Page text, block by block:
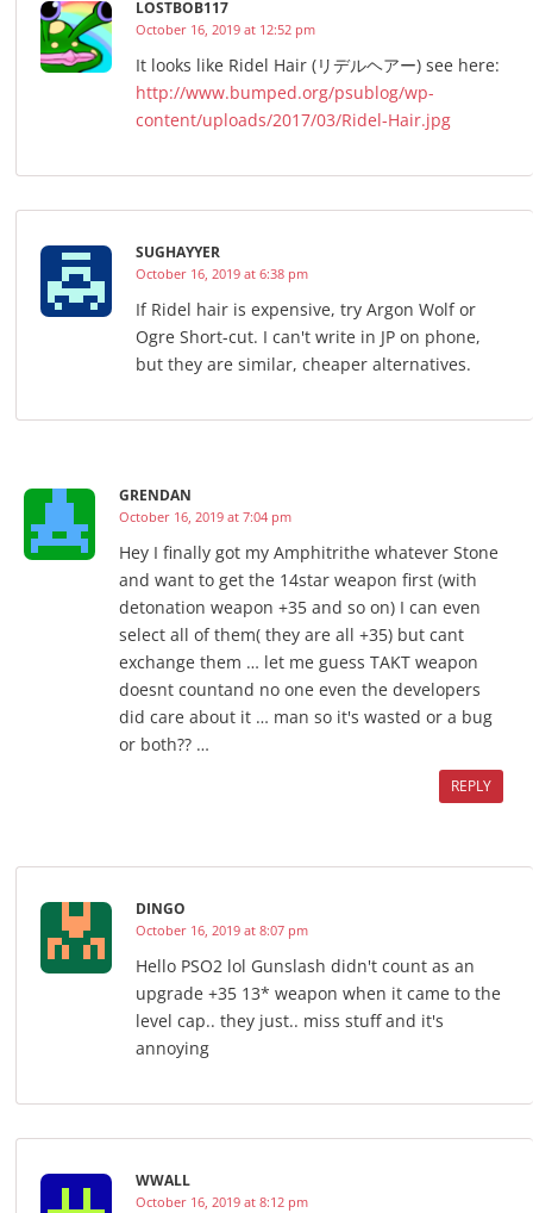
LOSTBOB117
October 16, 2019 at 12:52 pm
It looks like Ridel Hair (リデルヘアー) see here:
http://www.bumped.org/psublog/wp-
content/uploads/2017/03/Ridel-Hair.jpg
SUGHAYYER
October 16, 2019 at 6:38 pm
If Ridel hair is expensive, try Argon Wolf or
Ogre Short-cut. I can't write in JP on phone,
but they are similar, cheaper alternatives.
GRENDAN
October 16, 2019 at 7:04 pm
Hey I finally got my Amphitrithe whatever Stone
and want to get the 14star weapon first (with
detonation weapon +35 and so on) I can even
select all of them( they are all +35) but cant
exchange them … let me guess TAKT weapon
doesnt countand no one even the developers
did care about it … man so it's wasted or a bug
or both?? …
REPLY
DINGO
October 16, 2019 at 8:07 pm
Hello PSO2 lol Gunslash didn't count as an
upgrade +35 13* weapon when it came to the
level cap.. they just.. miss stuff and it's
annoying
WWALL
October 16, 2019 at 8:12 pm